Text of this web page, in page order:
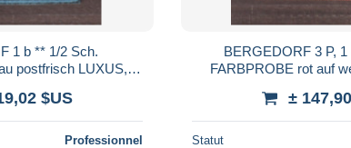
1 b ** 1/2 Sch.
postfrisch LUXUS,
$US
Professionnel
BERGEDORF 3 P, 1
FARBPROBE rot auf
±
Statut